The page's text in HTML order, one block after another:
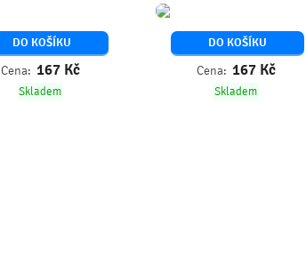
DO KOŠÍKU
Cena: 167 Kč
Skladem
DO KOŠÍKU
Cena: 167 Kč
Skladem